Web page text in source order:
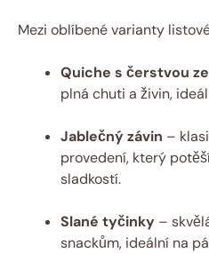
Mezi oblíbené varianty
Quiche s čerstvou
plná chuti a živin,
Jablečný závin –
provedení, který
sladkostí.
Slané tyčinky –
snackům, ideální na